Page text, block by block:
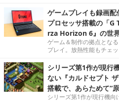
ゲームプレイも録画
プロセッサ搭載の「G
rza Horizon 6』の世
ゲーム＆制作の拠点とな
プレイ。放熱性能もチェ
シリーズ第1作が現行
ない『カルドセプト
搭載で、あらためて“
シリーズ第1作が現行機向